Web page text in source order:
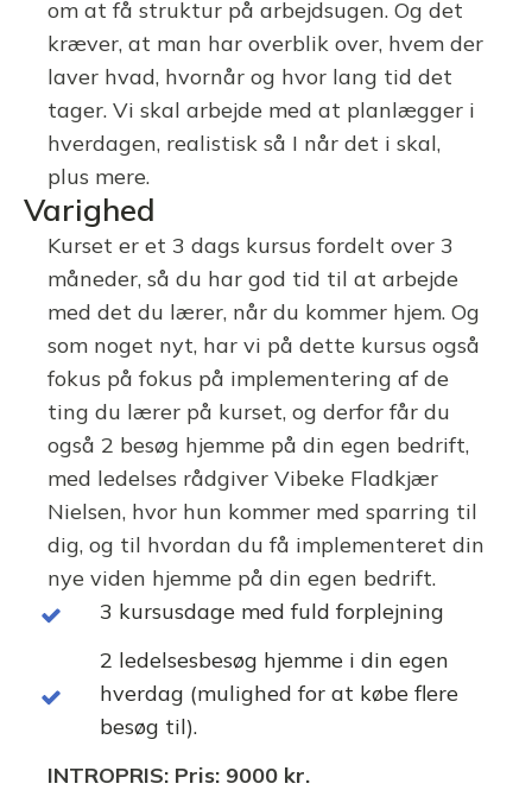
om at få struktur på arbejdsugen. Og det
kræver, at man har overblik over, hvem der
laver hvad, hvornår og hvor lang tid det
tager. Vi skal arbejde med at planlægger i
hverdagen, realistisk så I når det i skal,
plus mere.
Varighed
Kurset er et 3 dags kursus fordelt over 3
måneder, så du har god tid til at arbejde
med det du lærer, når du kommer hjem. Og
som noget nyt, har vi på dette kursus også
fokus på fokus på implementering af de
ting du lærer på kurset, og derfor får du
også 2 besøg hjemme på din egen bedrift,
med ledelses rådgiver Vibeke Fladkjær
Nielsen, hvor hun kommer med sparring til
dig, og til hvordan du få implementeret din
nye viden hjemme på din egen bedrift.
3 kursusdage med fuld forplejning
2 ledelsesbesøg hjemme i din egen
hverdag (mulighed for at købe flere
besøg til).
INTROPRIS: Pris: 9000 kr.